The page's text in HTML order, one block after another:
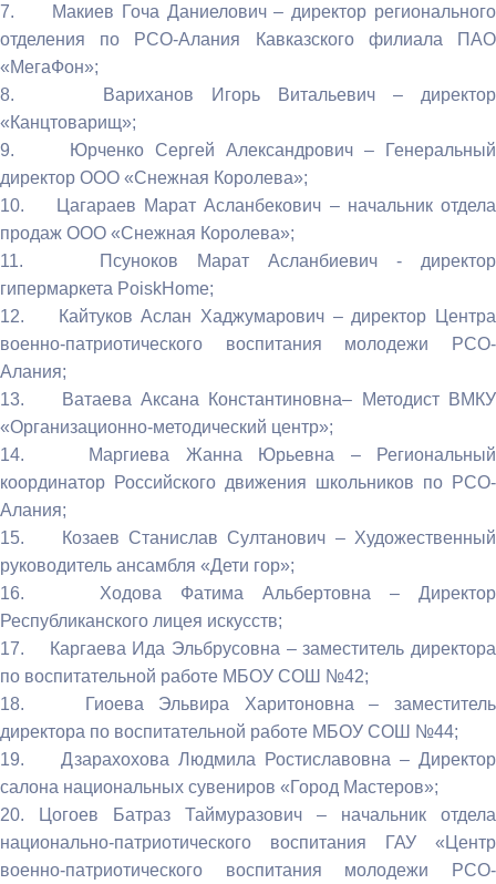
7. Макиев Гоча Даниелович – директор регионального
отделения по РСО-Алания Кавказского филиала ПАО
«МегаФон»;
8. Вариханов Игорь Витальевич – директор
«Канцтоварищ»;
9. Юрченко Сергей Александрович – Генеральный
директор ООО «Снежная Королева»;
10. Цагараев Марат Асланбекович – начальник отдела
продаж ООО «Снежная Королева»;
11. Псуноков Марат Асланбиевич - директор
гипермаркета PoiskHome;
12. Кайтуков Аслан Хаджумарович – директор Центра
военно-патриотического воспитания молодежи РСО-
Алания;
13. Ватаева Аксана Константиновна– Методист ВМКУ
«Организационно-методический центр»;
14. Маргиева Жанна Юрьевна – Региональный
координатор Российского движения школьников по РСО-
Алания;
15. Козаев Станислав Султанович – Художественный
руководитель ансамбля «Дети гор»;
16. Ходова Фатима Альбертовна – Директор
Республиканского лицея искусств;
17. Каргаева Ида Эльбрусовна – заместитель директора
по воспитательной работе МБОУ СОШ №42;
18. Гиоева Эльвира Харитоновна – заместитель
директора по воспитательной работе МБОУ СОШ №44;
19. Дзарахохова Людмила Ростиславовна – Директор
салона национальных сувениров «Город Мастеров»;
20. Цогоев Батраз Таймуразович – начальник отдела
национально-патриотического воспитания ГАУ «Центр
военно-патриотического воспитания молодежи РСО-